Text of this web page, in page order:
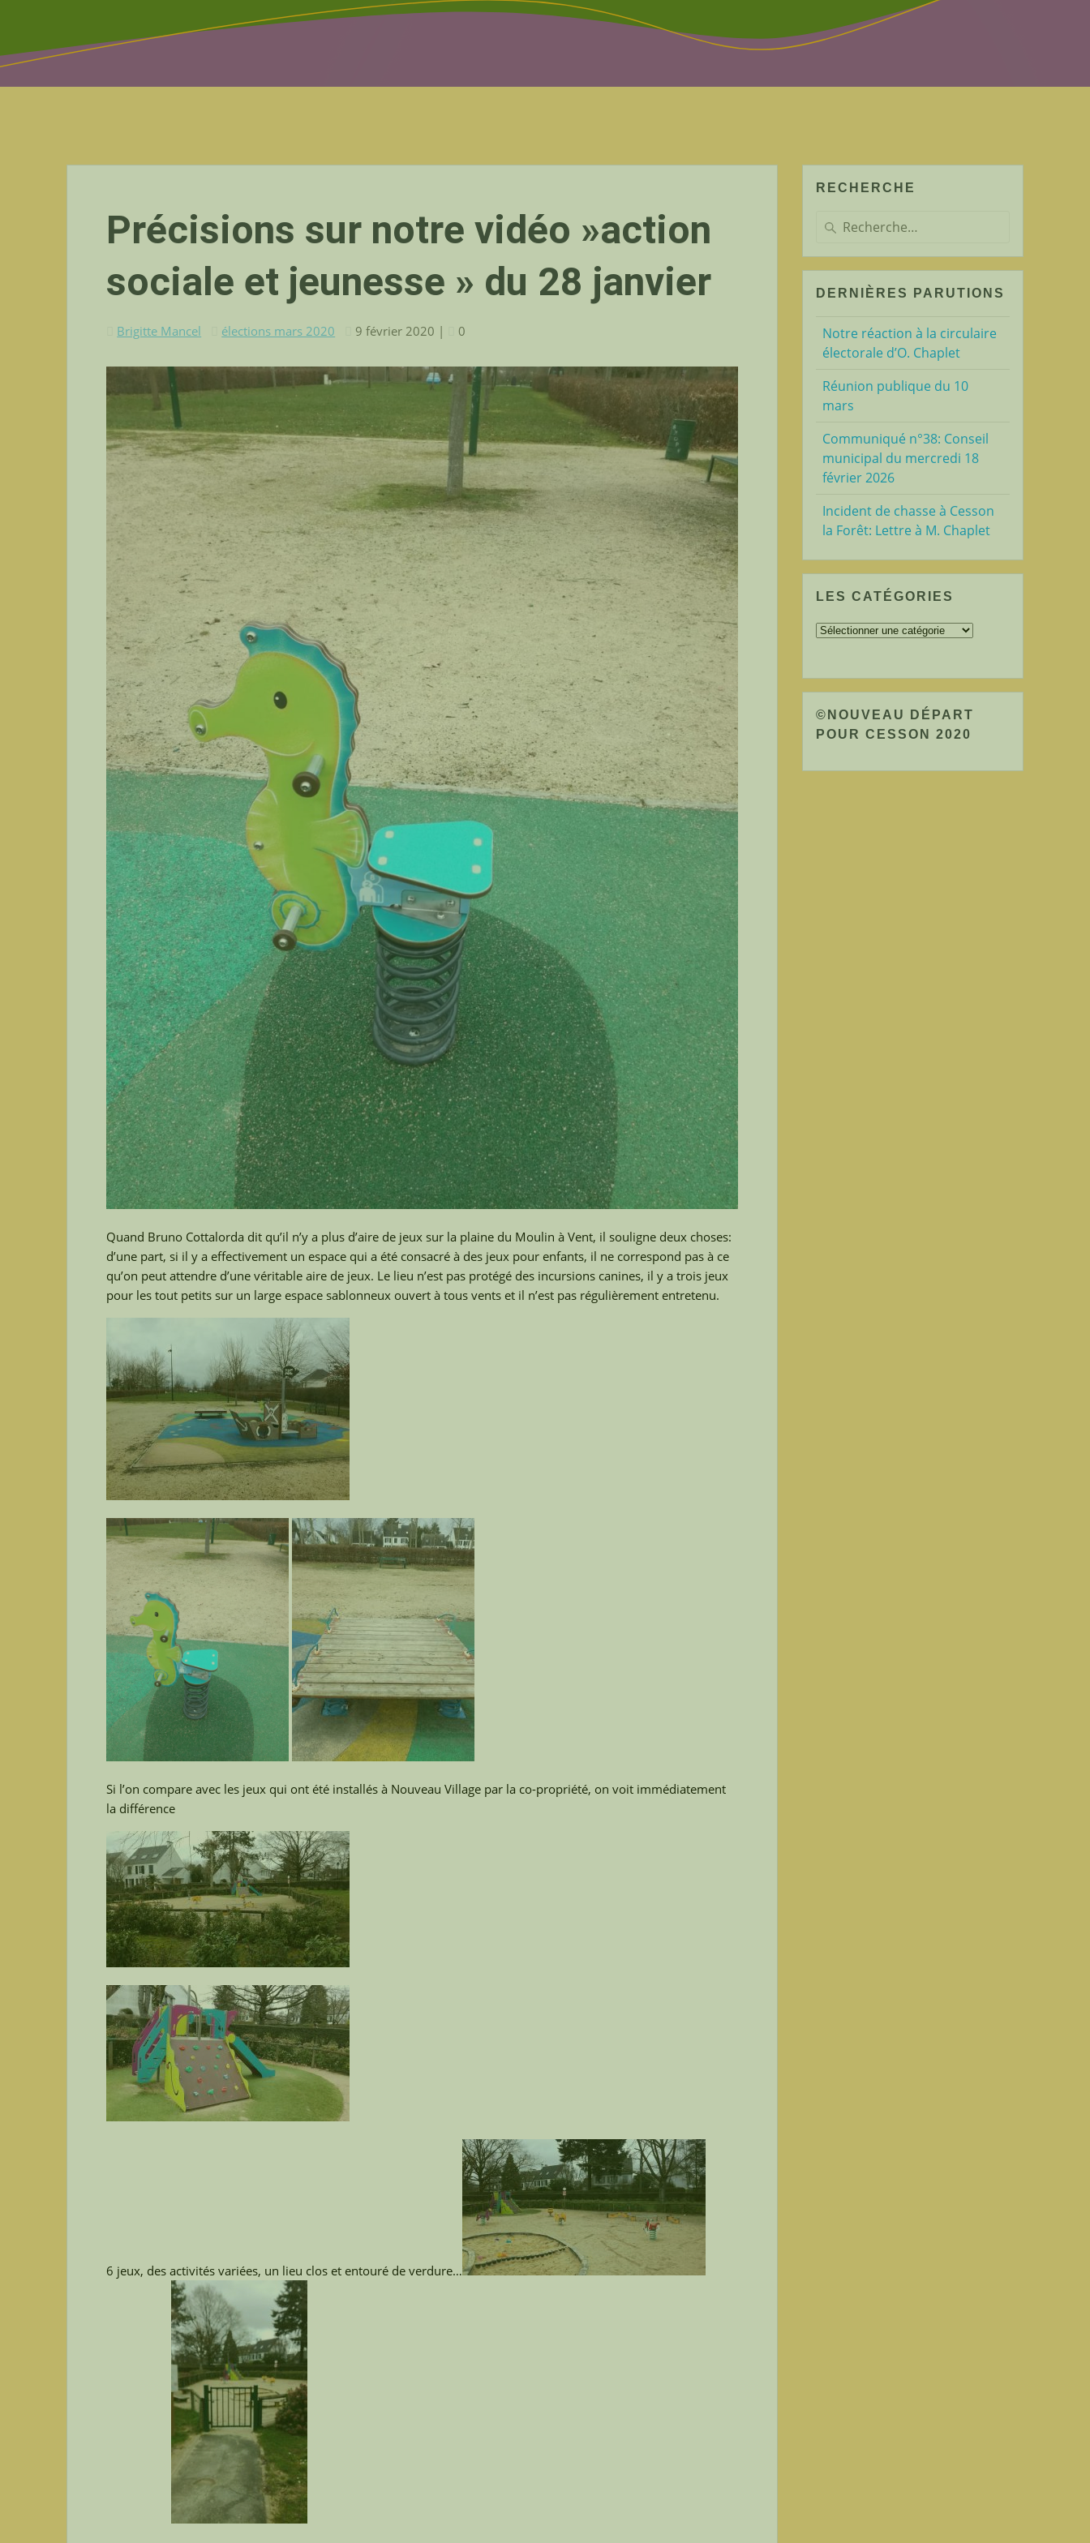
Précisions sur notre vidéo »action
sociale et jeunesse » du 28 janvier
Brigitte Mancel élections mars 2020 9 février 2020 | 0
Quand Bruno Cottalorda dit qu’il n’y a plus d’aire de jeux sur la plaine du Moulin à Vent, il souligne deux choses:
d’une part, si il y a effectivement un espace qui a été consacré à des jeux pour enfants, il ne correspond pas à ce
qu’on peut attendre d’une véritable aire de jeux. Le lieu n’est pas protégé des incursions canines, il y a trois jeux
pour les tout petits sur un large espace sablonneux ouvert à tous vents et il n’est pas régulièrement entretenu.
Si l’on compare avec les jeux qui ont été installés à Nouveau Village par la co-propriété, on voit immédiatement
la différence
6 jeux, des activités variées, un lieu clos et entouré de verdure…
RECHERCHE
Recherche
:
DERNIÈRES PARUTIONS
Notre réaction à la circulaire
électorale d’O. Chaplet
Réunion publique du 10
mars
Communiqué n°38: Conseil
municipal du mercredi 18
février 2026
Incident de chasse à Cesson
la Forêt: Lettre à M. Chaplet
LES CATÉGORIES
Les
©NOUVEAU DÉPART
POUR CESSON 2020